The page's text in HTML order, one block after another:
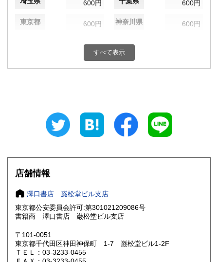
600円 600円
東京都 600円 神奈川県 600円
600円 富山県
600円 三重県
大阪府
奈良県 600円
鳥取県 600円 島根県
岡山県
山口県 600円
すべて表示
店舗情報
澤口書店 巌松堂ビル支店
東京都公安委員会許可:第301021209086号
書籍商 澤口書店 巌松堂ビル支店
〒101-0051
東京都千代田区神田神保町 1-7 巌松堂ビル1-2F
ＴＥＬ：03-3233-0455